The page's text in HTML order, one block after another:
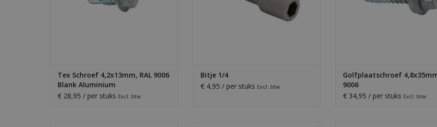
Tex Schroef 4,2x13mm, RAL 9006
Blank Aluminium
€ 28,95 / per stuks Excl. btw
Bitje 1/4
€ 4,95 / per stuks Excl. btw
Golfplaatschroef
9006
€ 34,95 / per stuks Excl. btw